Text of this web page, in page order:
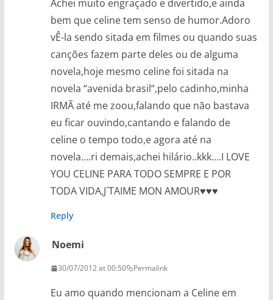
Achei muito engraçado e divertido,e ainda
bem que celine tem senso de humor.Adoro
vÊ-la sendo sitada em filmes ou quando suas
canções fazem parte deles ou de alguma
novela,hoje mesmo celine foi sitada na
novela “avenida brasil“,pelo cadinho,minha
IRMÃ até me zoou,falando que não bastava
eu ficar ouvindo,cantando e falando de
celine o tempo todo,e agora até na
novela….ri demais,achei hilário..kkk….I LOVE
YOU CELINE PARA TODO SEMPRE E POR
TODA VIDA,J´TAIME MON AMOUR♥♥♥
Reply
Noemi
30/07/2012 at 00:50 Permalink
Eu amo quando mencionam a Celine em